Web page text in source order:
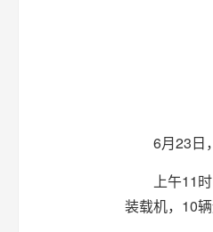
6月23日
上午11
装载机，10